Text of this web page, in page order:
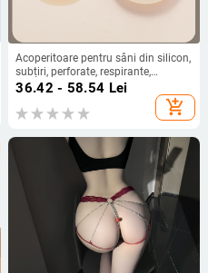
Acoperitoare pentru sâni din silicon,
subțiri, perforate, respirante,
autoadezive, invizibile, fără cusături,
36.42 - 58.54 Lei
add_shopping_cart